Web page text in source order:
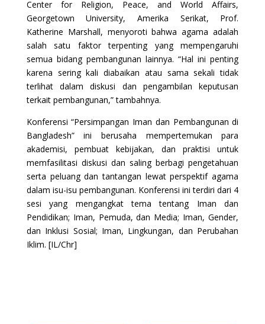
Center for Religion, Peace, and World Affairs,
Georgetown University, Amerika Serikat, Prof.
Katherine Marshall, menyoroti bahwa agama adalah
salah satu faktor terpenting yang mempengaruhi
semua bidang pembangunan lainnya. “Hal ini penting
karena sering kali diabaikan atau sama sekali tidak
terlihat dalam diskusi dan pengambilan keputusan
terkait pembangunan,” tambahnya.
Konferensi “Persimpangan Iman dan Pembangunan di
Bangladesh” ini berusaha mempertemukan para
akademisi, pembuat kebijakan, dan praktisi untuk
memfasilitasi diskusi dan saling berbagi pengetahuan
serta peluang dan tantangan lewat perspektif agama
dalam isu-isu pembangunan. Konferensi ini terdiri dari 4
sesi yang mengangkat tema tentang Iman dan
Pendidikan; Iman, Pemuda, dan Media; Iman, Gender,
dan Inklusi Sosial; Iman, Lingkungan, dan Perubahan
Iklim. [IL/Chr]